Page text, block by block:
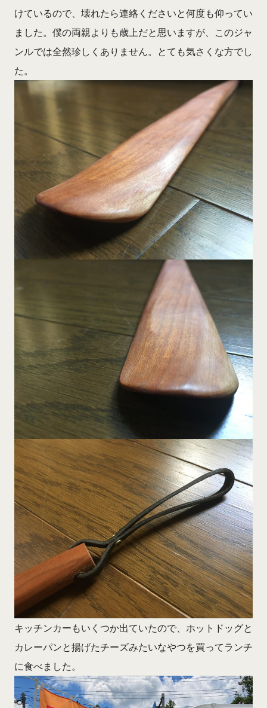
けているので、壊れたら連絡くださいと何度も仰ってい
ました。僕の両親よりも歳上だと思いますが、このジャ
ンルでは全然珍しくありません。とても気さくな方でし
た。
キッチンカーもいくつか出ていたので、ホットドッグと
カレーパンと揚げたチーズみたいなやつを買ってランチ
に食べました。